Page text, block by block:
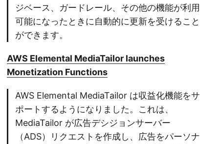
ジベース、ガードレール、その他の機能が利用
可能になったときに自動的に更新を受けること
ができます。
AWS Elemental MediaTailor launches
Monetization Functions
AWS Elemental MediaTailor は収益化機能をサ
ポートするようになりました。これは、
MediaTailor が広告デシジョンサーバー
（ADS）リクエストを作成し、広告をパーソナ